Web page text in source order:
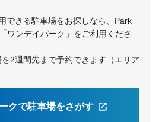
御殿山町
できる駐車場をお探しなら、Park
ワンデイパーク」をご利用くださ
2週間先まで予約できます（エリア
クで駐車場をさがす